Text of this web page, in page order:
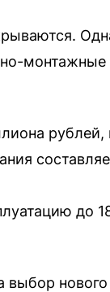
рублей,
до
выбор